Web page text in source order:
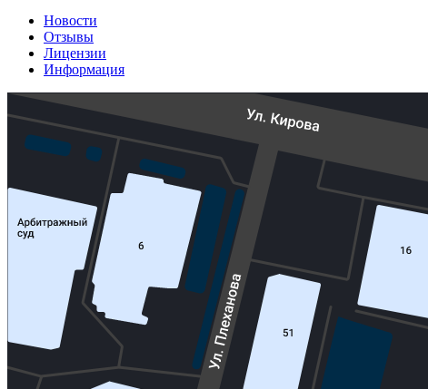
Новости
Отзывы
Лицензии
Информация